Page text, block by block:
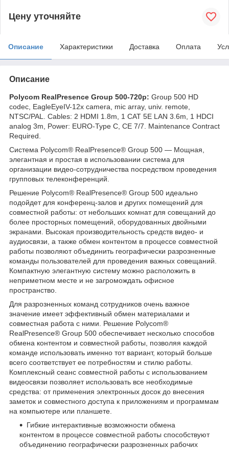
Цену уточняйте
Описание Характеристики Доставка Оплата
Описание
Polycom RealPresence Group 500-720p: Group 500 HD
codec, EagleEyeIV-12x camera, mic array, univ. remote,
NTSC/PAL. Cables: 2 HDMI 1.8m, 1 CAT 5E LAN 3.6m, 1 HDCI
analog 3m, Power: EURO-Type C, CE 7/7. Maintenance Contract
Required.
Система Polycom® RealPresence® Group 500 ― Мощная,
элегантная и простая в использовании система для
организации видео-сотрудничества посредством проведения
групповых телеконференций.
Решение Polycom® RealPresence® Group 500 идеально
подойдет для конференц-залов и других помещений для
совместной работы: от небольших комнат для совещаний до
более просторных помещений, оборудованных двойными
экранами. Высокая производительность средств видео- и
аудиосвязи, а также обмен контентом в процессе совместной
работы позволяют объединить географически разрозненные
команды пользователей для проведения важных совещаний.
Компактную элегантную систему можно расположить в
неприметном месте и не загромождать офисное
пространство.
Для разрозненных команд сотрудников очень важное
значение имеет эффективный обмен материалами и
совместная работа с ними. Решение Polycom®
RealPresence® Group 500 обеспечивает несколько способов
обмена контентом и совместной работы, позволяя каждой
команде использовать именно тот вариант, который больше
всего соответствует ее потребностям и стилю работы.
Комплексный сеанс совместной работы с использованием
видеосвязи позволяет использовать все необходимые
средства: от применения электронных досок до внесения
заметок и совместного доступа к приложениям и программам
на компьютере или планшете.
Гибкие интерактивные возможности обмена
контентом в процессе совместной работы способствуют
объединению географически разрозненных рабочих